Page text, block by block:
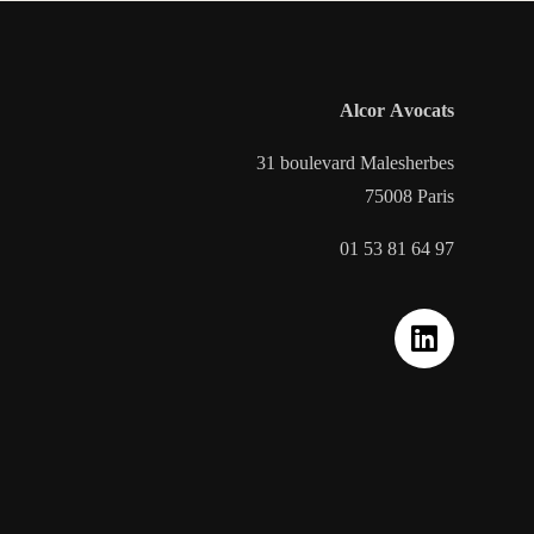
Alcor Avocats
31 boulevard Malesherbes
75008 Paris
01 53 81 64 97